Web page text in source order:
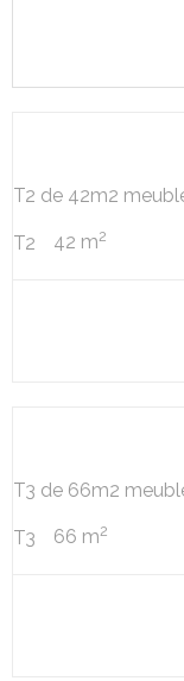
T2 de 42m2
T2 42 m2
T3 de 66m2
T3 66 m2